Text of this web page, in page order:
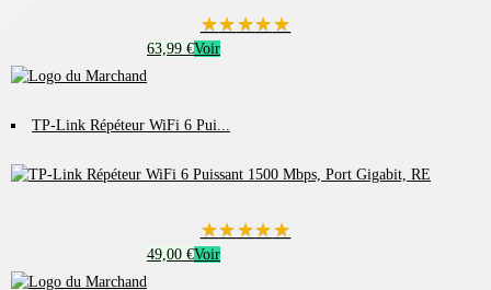
★★★★★
63,99 €Voir
TP-Link Répéteur WiFi 6 Pui...
★★★★★
49,00 €Voir